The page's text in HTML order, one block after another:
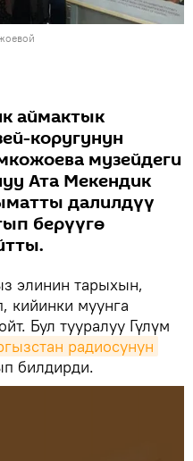
аймактык
коругунун
музейдеги
Ата Мекендик
далилдүү
берүүгө
элинин тарыхын,
кийинки муунга
Бул тууралуу Гүлүм
радиосунун
билдирди.